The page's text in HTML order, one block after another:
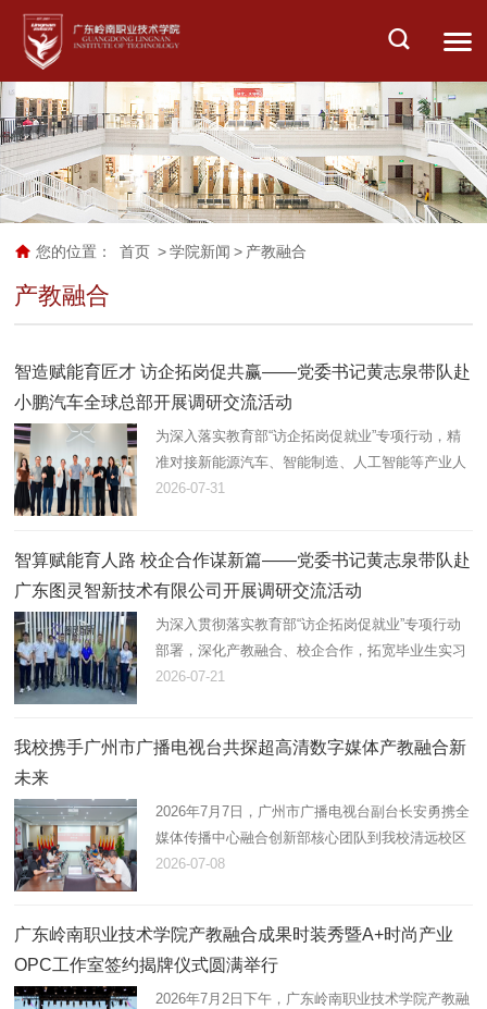
您的位置： 首页 > 学院新闻 > 产教融合
产教融合
智造赋能育匠才 访企拓岗促共赢——党委书记黄志泉带队赴
小鹏汽车全球总部开展调研交流活动
为深入落实教育部“访企拓岗促就业”专项行动，精
准对接新能源汽车、智能制造、人工智能等产业人
才发展需求，2026年7月30日下午，党委书记黄志
2026-07-31
智算赋能育人路 校企合作谋新篇——党委书记黄志泉带队赴
广东图灵智新技术有限公司开展调研交流活动
为深入贯彻落实教育部“访企拓岗促就业”专项行动
部署，深化产教融合、校企合作，拓宽毕业生实习
就业渠道，2026年7月20日下午，党委书记黄志
2026-07-21
我校携手广州市广播电视台共探超高清数字媒体产教融合新
未来
2026年7月7日，广州市广播电视台副台长安勇携全
媒体传播中心融合创新部核心团队到我校清远校区
参观交流。执行校长李峻，副校长翟树芹，相关职
2026-07-08
广东岭南职业技术学院产教融合成果时装秀暨A+时尚产业
OPC工作室签约揭牌仪式圆满举行
2026年7月2日下午，广东岭南职业技术学院产教融